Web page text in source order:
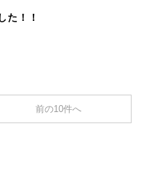
た！！
前の10件へ